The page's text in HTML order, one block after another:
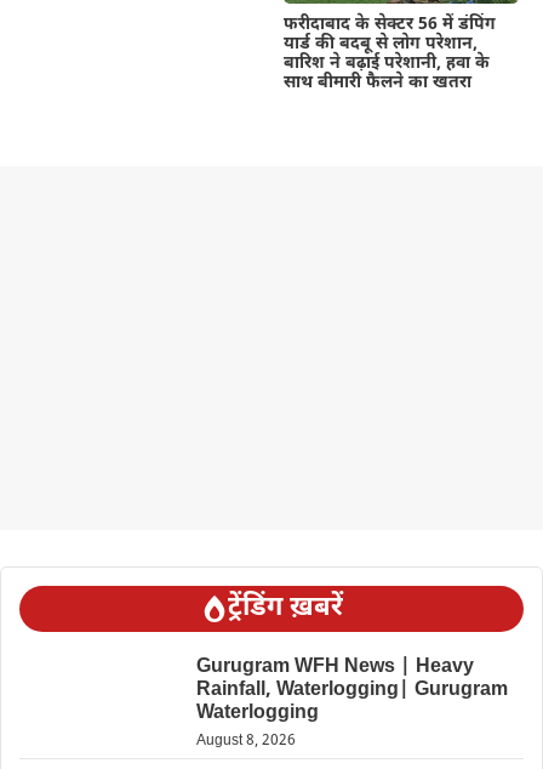
फरीदाबाद के सेक्टर 56 में डंपिंग
यार्ड की बदबू से लोग परेशान,
बारिश ने बढ़ाई परेशानी, हवा के
साथ बीमारी फैलने का खतरा
ट्रेंडिंग ख़बरें
Gurugram WFH News | Heavy
Rainfall, Waterlogging| Gurugram
Waterlogging
August 8, 2026